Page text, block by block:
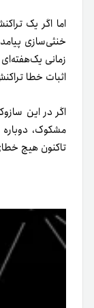
اما اگر یک
خنثی‌سازی
زمانی
اثبات خطا
اگر در این
مشکوک،
تاکنون هیچ